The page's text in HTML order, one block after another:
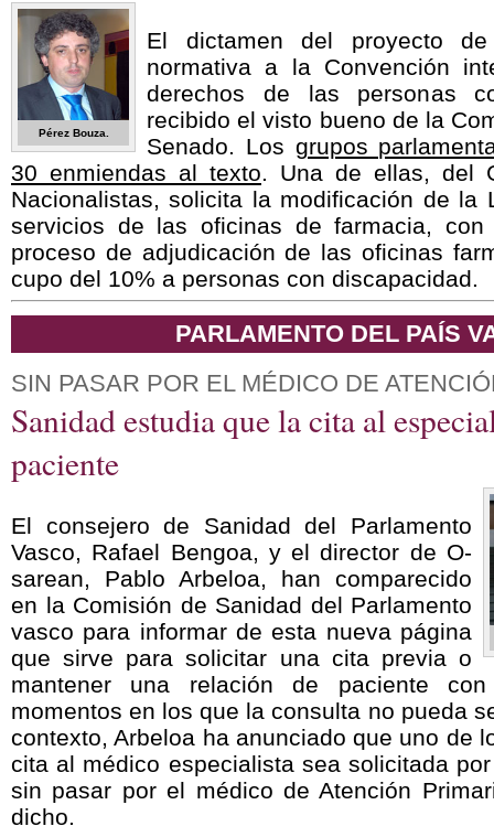
Pérez Bouza.
El dictamen del proyecto
normativa a la Convención
derechos de las personas
recibido el visto bueno de la
Senado. Los grupos
30 enmiendas al texto. Una de ellas, del
Nacionalistas, solicita la modificación de la
servicios de las oficinas de farmacia,
proceso de adjudicación de las oficinas
cupo del 10% a personas con discapacidad.
PARLAMENTO DEL PAÍS
SIN PASAR POR EL MÉDICO DE
Sanidad estudia que la cita al
paciente
El consejero de Sanidad del Parlamento
Vasco, Rafael Bengoa, y el director de O-
sarean, Pablo Arbeloa, han comparecido
en la Comisión de Sanidad del Parlamento
vasco para informar de esta nueva página
que sirve para solicitar una cita previa o
mantener una relación de paciente
momentos en los que la consulta no pueda
contexto, Arbeloa ha anunciado que uno de
cita al médico especialista sea solicitada
sin pasar por el médico de Atención
dicho.